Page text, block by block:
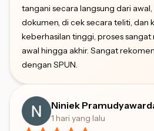
tangani secara langsung dari
dokumen, di cek secara teliti, dan
keberhasilan tinggi, proses
awal hingga akhir. Sangat
dengan SPUN.
Niniek
1 hari yang lalu